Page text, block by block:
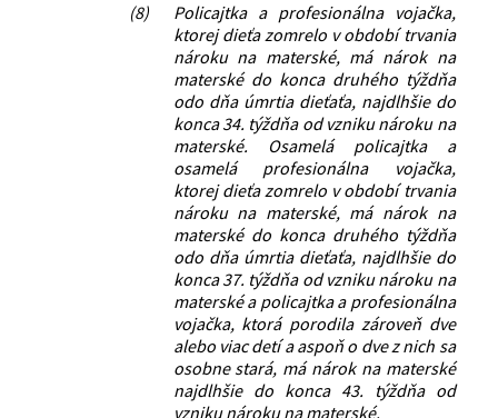
(8)
Policajtka a profesionálna vojačka,
ktorej dieťa zomrelo v období trvania
nároku na materské, má nárok na
materské do konca druhého týždňa
odo dňa úmrtia dieťaťa, najdlhšie do
konca 34. týždňa od vzniku nároku na
materské. Osamelá policajtka a
osamelá profesionálna vojačka,
ktorej dieťa zomrelo v období trvania
nároku na materské, má nárok na
materské do konca druhého týždňa
odo dňa úmrtia dieťaťa, najdlhšie do
konca 37. týždňa od vzniku nároku na
materské a policajtka a profesionálna
vojačka, ktorá porodila zároveň dve
alebo viac detí a aspoň o dve z nich sa
osobne stará, má nárok na materské
najdlhšie do konca 43. týždňa od
vzniku nároku na materské.